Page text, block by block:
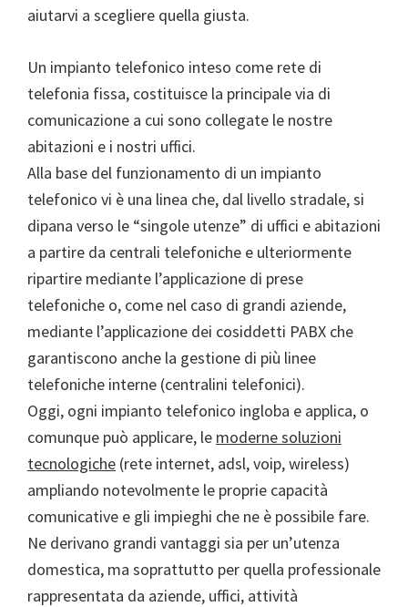
aiutarvi a scegliere quella giusta.
Un impianto telefonico inteso come rete di
telefonia fissa, costituisce la principale via di
comunicazione a cui sono collegate le nostre
abitazioni e i nostri uffici.
Alla base del funzionamento di un impianto
telefonico vi è una linea che, dal livello stradale, si
dipana verso le “singole utenze” di uffici e abitazioni
a partire da centrali telefoniche e ulteriormente
ripartire mediante l’applicazione di prese
telefoniche o, come nel caso di grandi aziende,
mediante l’applicazione dei cosiddetti PABX che
garantiscono anche la gestione di più linee
telefoniche interne (centralini telefonici).
Oggi, ogni impianto telefonico ingloba e applica, o
comunque può applicare, le moderne soluzioni
tecnologiche (rete internet, adsl, voip, wireless)
ampliando notevolmente le proprie capacità
comunicative e gli impieghi che ne è possibile fare.
Ne derivano grandi vantaggi sia per un’utenza
domestica, ma soprattutto per quella professionale
rappresentata da aziende, uffici, attività